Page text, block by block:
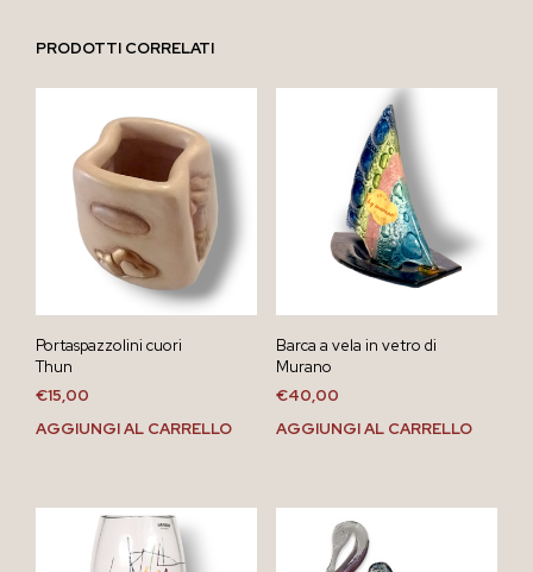
PRODOTTI CORRELATI
Portaspazzolini cuori
Thun
€15,00
AGGIUNGI AL CARRELLO
Barca a vela in vetro di
Murano
€40,00
AGGIUNGI AL CARRELLO